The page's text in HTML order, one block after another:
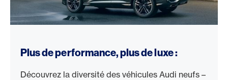
Plus de performance, plus de luxe :
Découvrez la diversité des véhicules Audi neufs –